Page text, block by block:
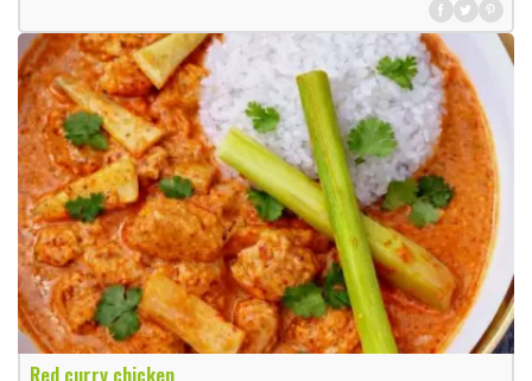
Red curry chicken